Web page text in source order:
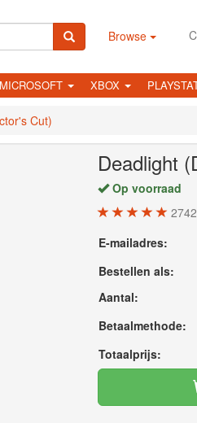
Browse
MICROSOFT XBOX
Cut)
Deadlight
Op voorraad
2742
E-mailadres:
Bestellen als:
Aantal:
Betaalmethode:
Totaalprijs: